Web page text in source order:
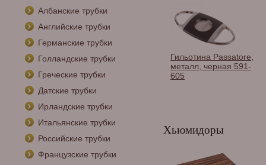
Албанские трубки
Английские трубки
Германские трубки
Голландские трубки
Греческие трубки
Датские трубки
Ирландские трубки
Итальянские трубки
Российские трубки
Французские трубки
Гильотина Passatore,
металл, черная 591-
605
Хьюмидоры